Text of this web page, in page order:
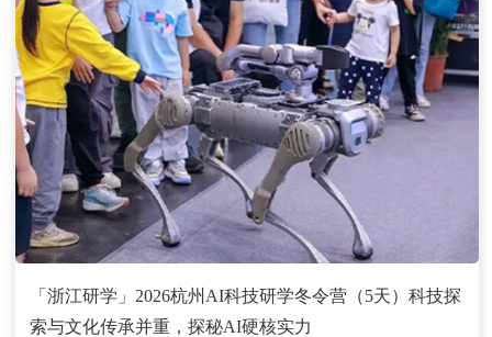
「浙江研学」2026杭州AI科技研学冬令营（5天）科技探
索与文化传承并重，探秘AI硬核实力